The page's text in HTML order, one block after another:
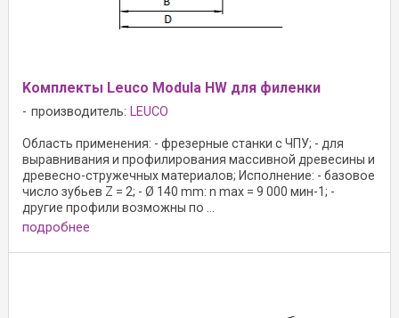
Kомплекты Leuco Modula HW для филенки
производитель: LEUCO
Область применения: - фрезерные станки с ЧПУ; - для
выравнивания и профилирования массивной древесины и
древесно-стружечных материалов; Исполнение: - базовое
число зубьев Z = 2; - Ø 140 mm: n max = 9 000 мин-1; -
другие профили возможны по ...
подробнее